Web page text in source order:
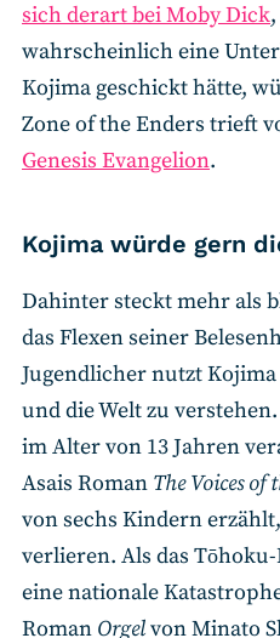
sich derart bei Moby Dick
wahrscheinlich eine
Kojima geschickt hätte,
Zone of the Enders trieft
Genesis Evangelion.
Kojima würde gern
Dahinter steckt mehr als
das Flexen seiner
Jugendlicher nutzt
und die Welt zu
im Alter von 13 Jahren
Asais Roman The Voices of
von sechs Kindern
verlieren. Als das
eine nationale
Roman Orgelvon Minato